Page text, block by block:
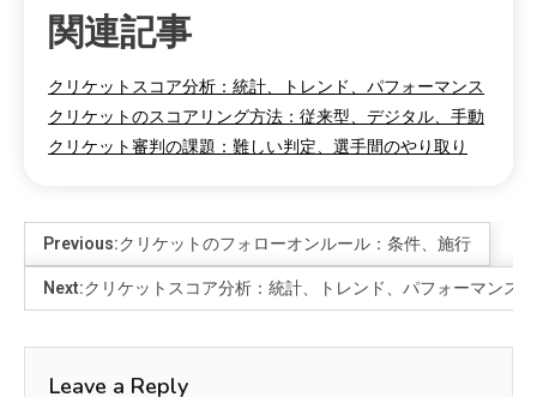
関連記事
クリケットスコア分析：統計、トレンド、パフォーマンス
クリケットのスコアリング方法：従来型、デジタル、手動
クリケット審判の課題：難しい判定、選手間のやり取り
Previous:クリケットのフォローオンルール：条件、施行
Next:クリケットスコア分析：統計、トレンド、パフォーマンス
Leave a Reply